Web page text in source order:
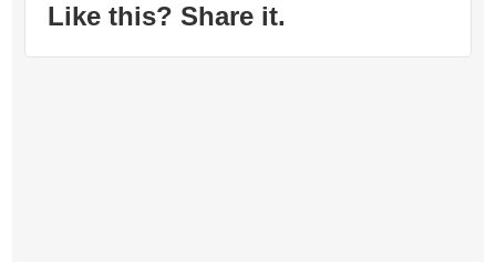
Like this? Share it.